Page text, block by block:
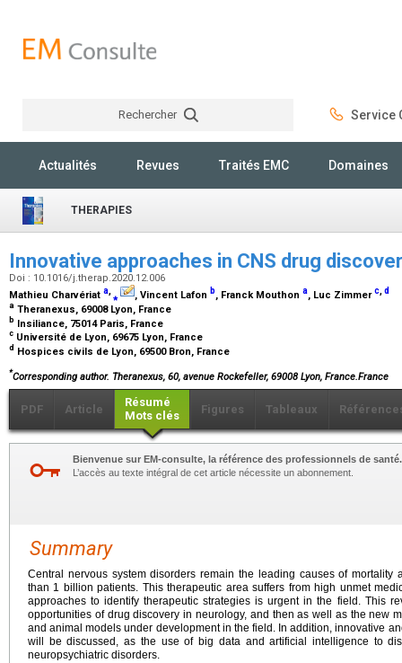
Rechercher Service
Actualités Revues Traités EMC Domaines
THERAPIES
Innovative approaches in CNS drug
Doi : 10.1016/j.therap.2020.12.006
Mathieu Charvériat a,⁎ , Vincent Lafon b, Franck Mouthon a, Luc Zimmerc,d
a Theranexus, 69008 Lyon, France
b Insiliance, 75014 Paris, France
c Université de Lyon, 69675 Lyon, France
d Hospices civils de Lyon, 69500 Bron, France
*Corresponding author. Theranexus, 60, avenue Rockefeller, 69008 Lyon, France.France
PDF Article
Résumé
Mots clés
Figures Tableaux
Bienvenue sur EM-consulte, la référence des professionnels de santé.
L’accès au texte intégral de cet article nécessite un abonnement.
Summary
Central nervous system disorders remain the leading causes of mortality
than 1 billion patients. This therapeutic area suffers from high unmet
approaches to identify therapeutic strategies is urgent in the field. This
opportunities of drug discovery in neurology, and then as well as the new
and animal models under development in the field. In addition, innovative
will be discussed, as the use of big data and artificial intelligence to
neuropsychiatric disorders.